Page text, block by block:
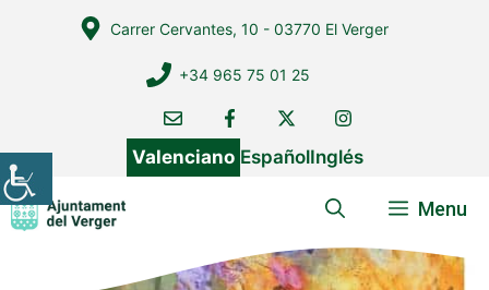
Carrer Cervantes, 10 - 03770 El Verger
+34 965 75 01 25
Valenciano EspañolInglés
Menu